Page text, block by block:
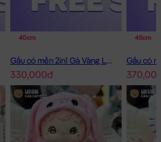
40cm
Gấu có mền 2in1 Gà Vàng Lông Smooth
330,000đ
45cm